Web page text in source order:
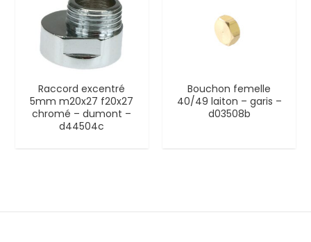
Raccord excentré
5mm m20x27 f20x27
chromé – dumont –
d44504c
Bouchon femelle
40/49 laiton – garis –
d03508b